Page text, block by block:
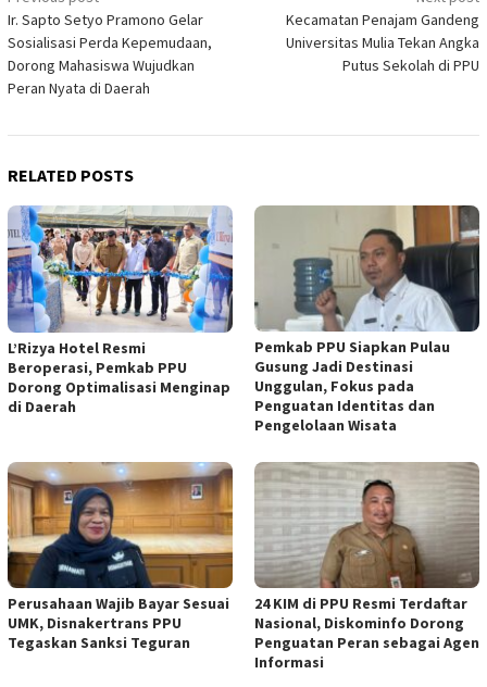
navigation
Ir. Sapto Setyo Pramono Gelar
Sosialisasi Perda Kepemudaan,
Dorong Mahasiswa Wujudkan
Peran Nyata di Daerah
Kecamatan Penajam Gandeng
Universitas Mulia Tekan Angka
Putus Sekolah di PPU
RELATED POSTS
L’Rizya Hotel Resmi
Beroperasi, Pemkab PPU
Dorong Optimalisasi Menginap
di Daerah
Pemkab PPU Siapkan Pulau
Gusung Jadi Destinasi
Unggulan, Fokus pada
Penguatan Identitas dan
Pengelolaan Wisata
Perusahaan Wajib Bayar Sesuai
UMK, Disnakertrans PPU
Tegaskan Sanksi Teguran
24 KIM di PPU Resmi Terdaftar
Nasional, Diskominfo Dorong
Penguatan Peran sebagai Agen
Informasi